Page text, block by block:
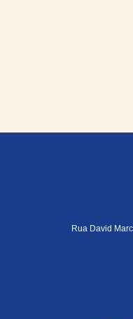
Rua David